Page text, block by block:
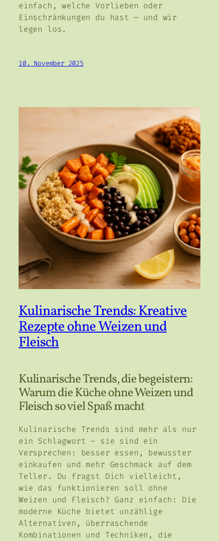
einfach, welche Vorlieben oder
Einschränkungen du hast — und wir
legen los.
10. November 2025
Kulinarische Trends: Kreative
Rezepte ohne Weizen und
Fleisch
Kulinarische Trends, die begeistern:
Warum die Küche ohne Weizen und
Fleisch so viel Spaß macht
Kulinarische Trends sind mehr als nur
ein Schlagwort – sie sind ein
Versprechen: besser essen, bewusster
einkaufen und mehr Geschmack auf dem
Teller. Du fragst Dich vielleicht,
wie das funktionieren soll ohne
Weizen und Fleisch? Ganz einfach: Die
moderne Küche bietet unzählige
Alternativen, überraschende
Kombinationen und Techniken, die